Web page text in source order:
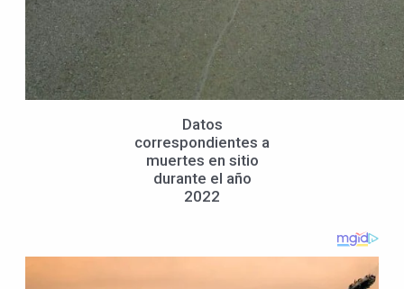
Datos
correspondientes a
muertes en sitio
durante el año
2022